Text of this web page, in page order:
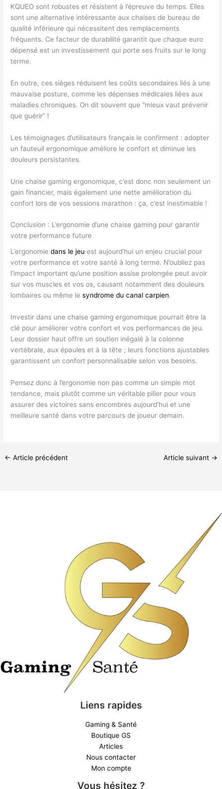
KQUEO sont robustes et résistent à l’épreuve du temps. Elles
sont une alternative intéressante aux chaises de bureau de
qualité inférieure qui nécessitent des remplacements
fréquents. Ce facteur de durabilité garantit que chaque euro
dépensé est un investissement qui porte ses fruits sur le long
terme.
En outre, ces sièges réduisent les coûts secondaires liés à une
mauvaise posture, comme les dépenses médicales liées aux
maladies chroniques. On dit souvent que “mieux vaut prévenir
que guérir” !
Les témoignages d’utilisateurs français le confirment : adopter
un fauteuil ergonomique améliore le confort et diminue les
douleurs persistantes.
Une chaise gaming ergonomique, c’est donc non seulement un
gain financier, mais également une nette amélioration du
confort lors de vos sessions marathon : ça, c’est inestimable !
Conclusion : L’ergonomie d’une chaise gaming pour garantir
votre performance future
L’ergonomiedans le jeu est aujourd’hui un enjeu crucial pour
votre performance et votre santé à long terme. N’oubliez pas
l’impact important qu’une position assise prolongée peut avoir
sur vos muscles et vos os, causant notamment des douleurs
lombaires ou même lesyndrome du canal carpien.
Investir dans une chaise gaming ergonomique pourrait être la
clé pour améliorer votre confort et vos performances de jeu.
Leur dossier haut offre un soutien inégalé à la colonne
vertébrale, aux épaules et à la tête ; leurs fonctions ajustables
garantissent un confort personnalisable selon vos besoins.
Pensez donc à l’ergonomie non pas comme un simple mot
tendance, mais plutôt comme un véritable pilier pour vous
assurer des victoires sans encombres aujourd’hui et une
meilleure santé dans votre parcours de joueur demain.
← Article précédent Article suivant →
Liens rapides
Gaming & Santé
Boutique GS
Articles
Nous contacter
Mon compte
Vous hésitez ?